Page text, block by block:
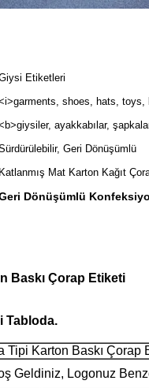
Etiketleri
shoes, hats, toys,
ayakkabılar,
Geri Dönüşümlü
Katlanmış Mat Karton Kağıt
Dönüşümlü
Baskı Çorap Etiketi
Tabloda.
Tipi Karton Baskı Çorap
Geldiniz, Logonuz